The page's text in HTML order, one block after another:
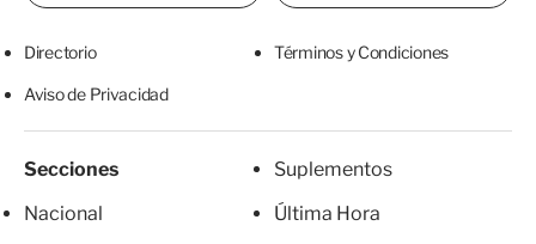
Directorio Términos y Condiciones
Aviso de Privacidad
Secciones
Nacional
Suplementos
Última Hora